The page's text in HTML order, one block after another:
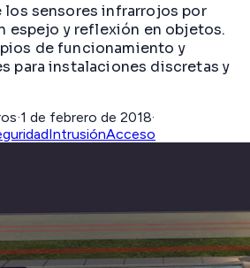
sensores infrarrojos por
espejo y reflexión en objetos.
de funcionamiento y
para instalaciones discretas y
·1 de febrero de 2018·
IntrusiónAcceso